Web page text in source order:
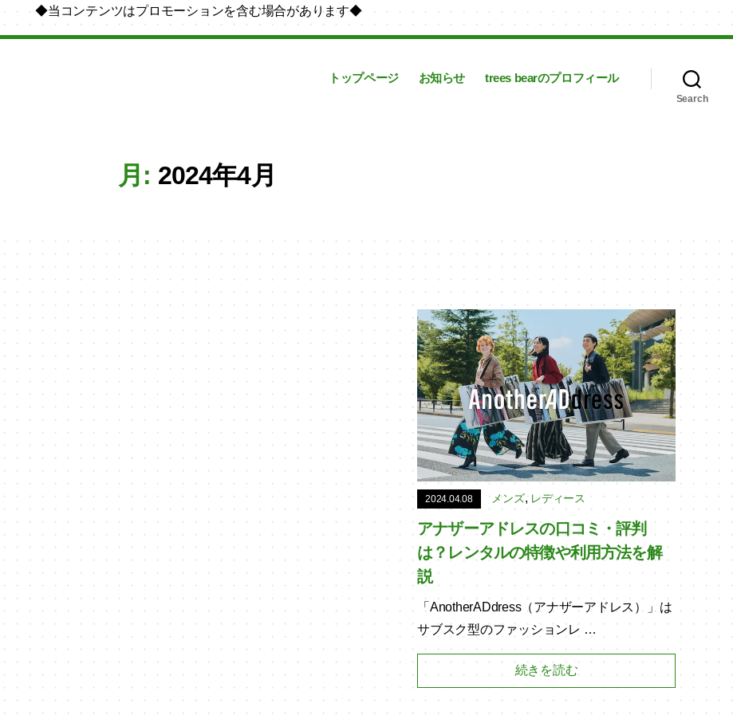
◆当コンテンツはプロモーションを含む場合があります◆
トップページ お知らせ trees bearのプロフィール
Search
月: 2024年4月
2024.04.08 メンズ, レディース
アナザーアドレスの口コミ・評判
は？レンタルの特徴や利用方法を解
説
「AnotherADdress（アナザーアドレス）」は
サブスク型のファッションレ …
続きを読む